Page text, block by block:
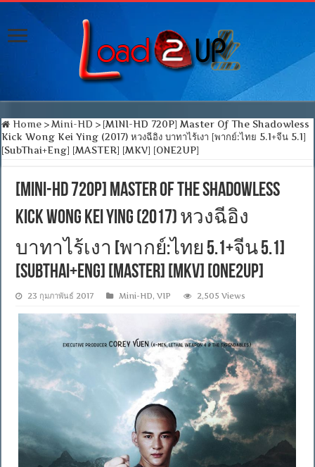
Home > Mini-HD > [MINI-HD 720P] Master Of The Shadowless
Kick Wong Kei Ying (2017) หวงฉีอิง บาทาไร้เงา [พากย์:ไทย 5.1+จีน 5.1]
[SubThai+Eng] [MASTER] [MKV] [ONE2UP]
[MINI-HD 720P] Master Of The Shadowless
Kick Wong Kei Ying (2017) หวงฉีอิง
บาทาไร้เงา [พากย์:ไทย 5.1+จีน 5.1]
[SubThai+Eng] [MASTER] [MKV] [ONE2UP]
23 กุมภาพันธ์ 2017 Mini-HD,VIP 2,505 Views